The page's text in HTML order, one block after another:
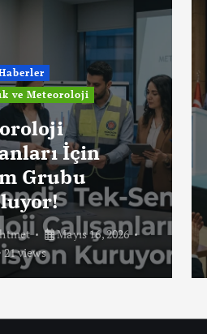
ve Meteoroloji
İçin
Grubu
Mayıs 16, 2026
21 views